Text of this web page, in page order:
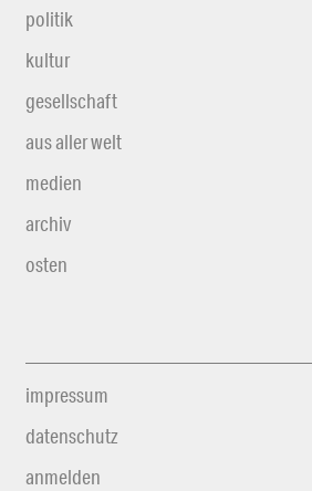
politik
kultur
gesellschaft
aus aller welt
medien
archiv
osten
impressum
datenschutz
anmelden